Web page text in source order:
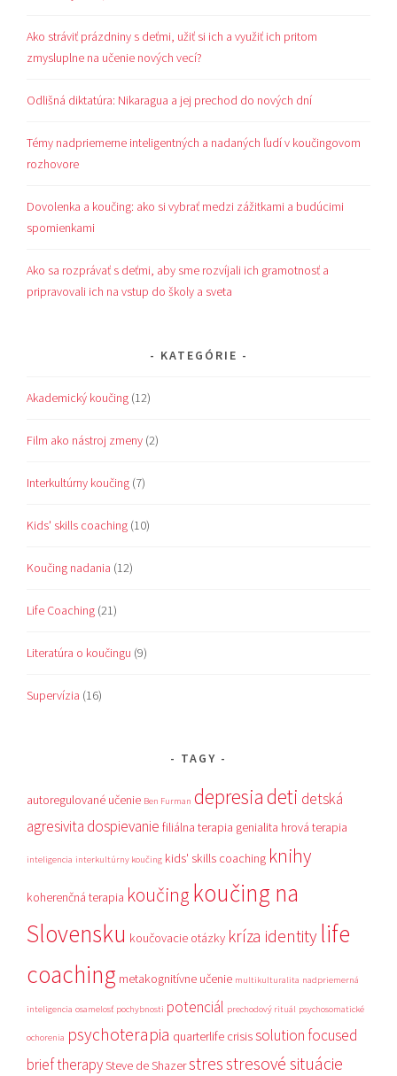
Ako stráviť prázdniny s deťmi, užiť si ich a využiť ich pritom
zmysluplne na učenie nových vecí?
Odlišná diktatúra: Nikaragua a jej prechod do nových dní
Témy nadpriemerne inteligentných a nadaných ľudí v koučingovom
rozhovore
Dovolenka a koučing: ako si vybrať medzi zážitkami a budúcimi
spomienkami
Ako sa rozprávať s deťmi, aby sme rozvíjali ich gramotnosť a
pripravovali ich na vstup do školy a sveta
KATEGÓRIE
Akademický koučing (12)
Film ako nástroj zmeny (2)
Interkultúrny koučing (7)
Kids' skills coaching (10)
Koučing nadania (12)
Life Coaching (21)
Literatúra o koučingu (9)
Supervízia (16)
TAGY
autoregulované učenie Ben Furman depresiadeti detská
agresivita dospievanie filiálna terapia genialita hrová terapia
inteligencia interkultúrny koučing kids' skills coaching knihy
koherenčná terapia koučing koučing na
Slovensku koučovacie otázky kríza identity life
coaching metakognitívne učenie multikulturalita nadpriemerná
inteligencia osamelosť pochybnosti potenciál prechodový rituál psychosomatické
ochorenia psychoterapia quarterlife crisissolution focused
brief therapySteve de Shazerstresstresové situácie